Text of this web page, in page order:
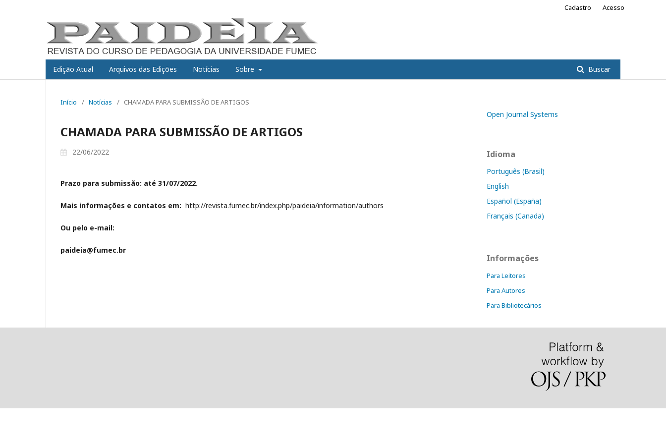
Edição Atual Arquivos das Edições Notícias Sobre Buscar
Cadastro Acesso
Início / Notícias / CHAMADA PARA SUBMISSÃO DE ARTIGOS
CHAMADA PARA SUBMISSÃO DE ARTIGOS
22/06/2022
Prazo para submissão: até 31/07/2022.
Mais informações e contatos em: http://revista.fumec.br/index.php/paideia/information/authors
Ou pelo e-mail:
paideia@fumec.br
Open Journal Systems
Idioma
Português (Brasil)
English
Español (España)
Français (Canada)
Informações
Para Leitores
Para Autores
Para Bibliotecários